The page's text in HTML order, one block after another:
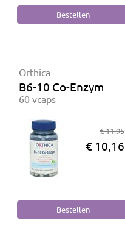
Orthica
B6-10 Co-Enzym
60 vcaps
€ 11,95
€ 10,16